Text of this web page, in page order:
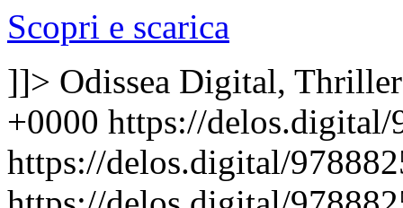
Scopri e scarica
]]> Odissea Digital, Thriller
+0000 https://delos.digital/
https://delos.digital/